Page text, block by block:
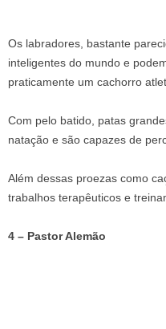
Os labradores, bastante
inteligentes do mundo e
praticamente um cachorro
Com pelo batido, patas
natação e são capazes de
Além dessas proezas como
trabalhos terapêuticos e
4 – Pastor Alemão